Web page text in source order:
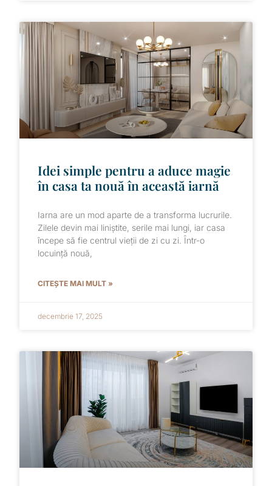
Idei simple pentru a aduce magie
în casa ta nouă în această iarnă
Iarna are un mod aparte de a transforma lucrurile.
Zilele devin mai liniștite, serile mai lungi, iar casa
începe să fie centrul vieții de zi cu zi. Într-o
locuință nouă,
CITEȘTE MAI MULT »
decembrie 17, 2025